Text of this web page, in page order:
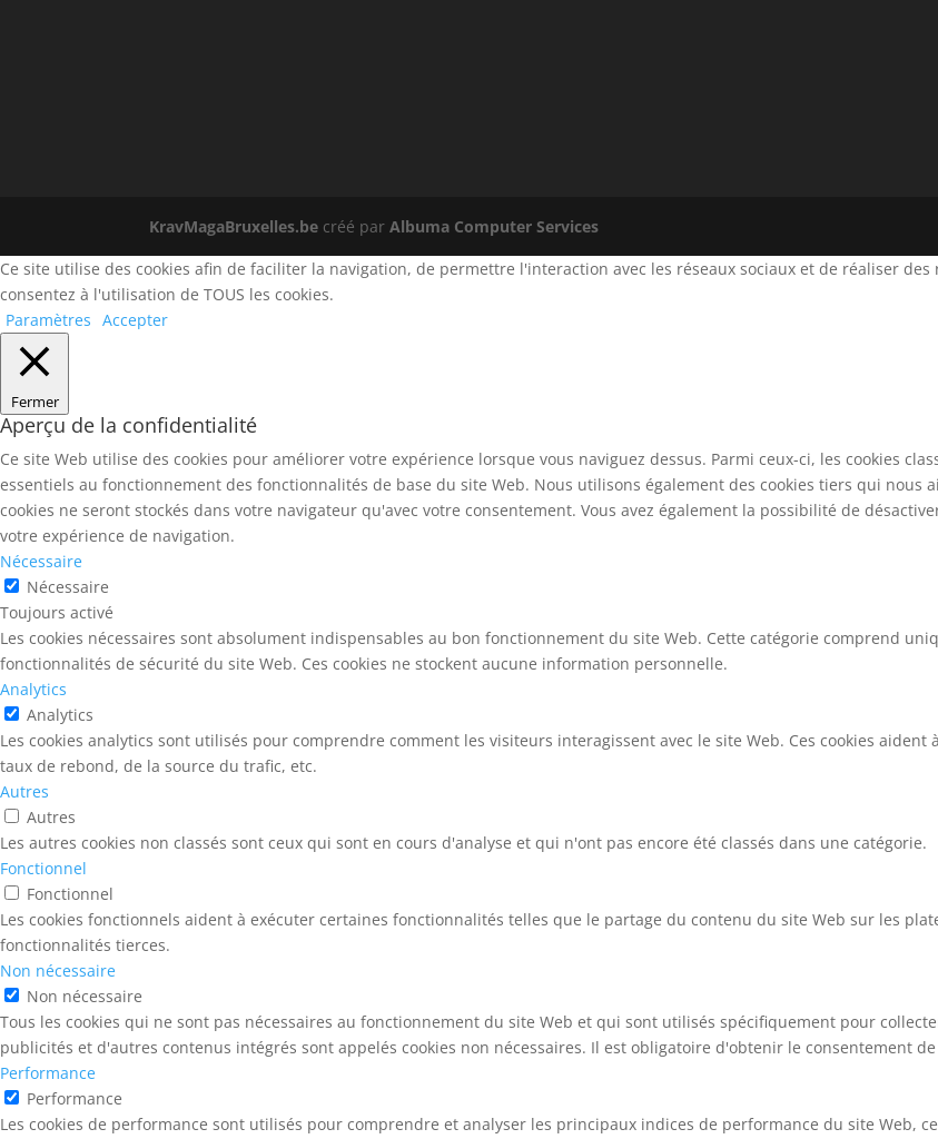
KravMagaBruxelles.be créé parAlbuma Computer Services
Ce site utilise des cookies afin de faciliter la navigation, de permettre l'interaction avec les réseaux sociaux et de réaliser
consentez à l'utilisation de TOUS les cookies.
Paramètres Accepter
Fermer
Aperçu de la confidentialité
Ce site Web utilise des cookies pour améliorer votre expérience lorsque vous naviguez dessus. Parmi ceux-ci, les cookies
essentiels au fonctionnement des fonctionnalités de base du site Web. Nous utilisons également des cookies tiers qui nous
cookies ne seront stockés dans votre navigateur qu'avec votre consentement. Vous avez également la possibilité de
votre expérience de navigation.
Nécessaire
Nécessaire
Toujours activé
Les cookies nécessaires sont absolument indispensables au bon fonctionnement du site Web. Cette catégorie comprend
fonctionnalités de sécurité du site Web. Ces cookies ne stockent aucune information personnelle.
Analytics
Analytics
Les cookies analytics sont utilisés pour comprendre comment les visiteurs interagissent avec le site Web. Ces cookies
taux de rebond, de la source du trafic, etc.
Autres
Autres
Les autres cookies non classés sont ceux qui sont en cours d'analyse et qui n'ont pas encore été classés dans une catégorie.
Fonctionnel
Fonctionnel
Les cookies fonctionnels aident à exécuter certaines fonctionnalités telles que le partage du contenu du site Web sur les
fonctionnalités tierces.
Non nécessaire
Non nécessaire
Tous les cookies qui ne sont pas nécessaires au fonctionnement du site Web et qui sont utilisés spécifiquement pour
publicités et d'autres contenus intégrés sont appelés cookies non nécessaires. Il est obligatoire d'obtenir le consentement
Performance
Performance
Les cookies de performance sont utilisés pour comprendre et analyser les principaux indices de performance du site